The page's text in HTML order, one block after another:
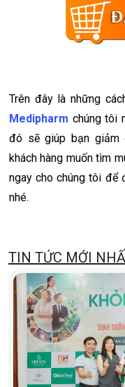
Trên đây là những
Medipharm chúng tôi
đó sẽ giúp bạn giảm
khách hàng muốn tìm
ngay cho chúng tôi để
nhé.
TIN TỨC MỚI